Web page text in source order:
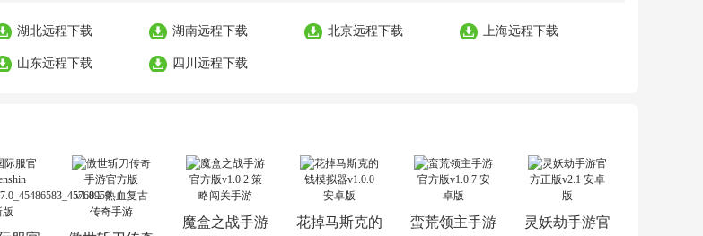
湖北远程下载 湖南远程下载 北京远程下载 上海远程下载
山东远程下载 四川远程下载
魔盒之战手游
花掉马斯克的
蛮荒领主手游
灵妖劫手游官